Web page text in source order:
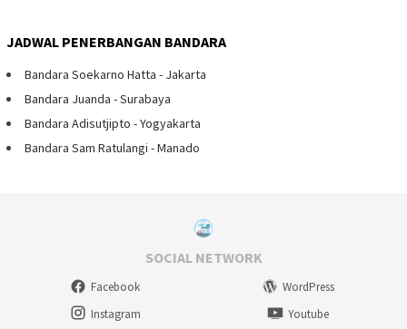
JADWAL PENERBANGAN BANDARA
Bandara Soekarno Hatta - Jakarta
Bandara Juanda - Surabaya
Bandara Adisutjipto - Yogyakarta
Bandara Sam Ratulangi - Manado
SOCIAL NETWORK
Facebook
WordPress
Instagram
Youtube